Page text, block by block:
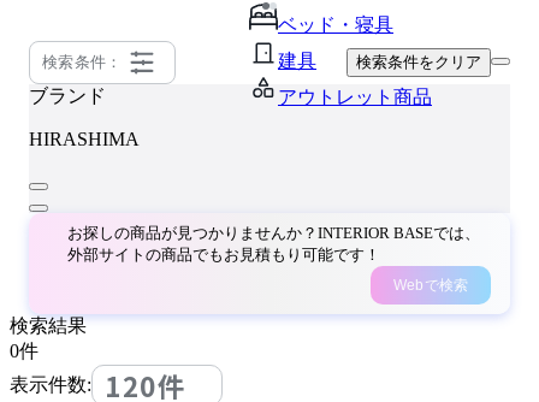
ベッド・寝具
建具
アウトレット商品
検索条件： 検索条件をクリア
ブランド
HIRASHIMA
お探しの商品が見つかりませんか？INTERIOR BASEでは、
外部サイトの商品でもお見積もり可能です！
Webで検索
検索結果
0件
表示件数:
120件